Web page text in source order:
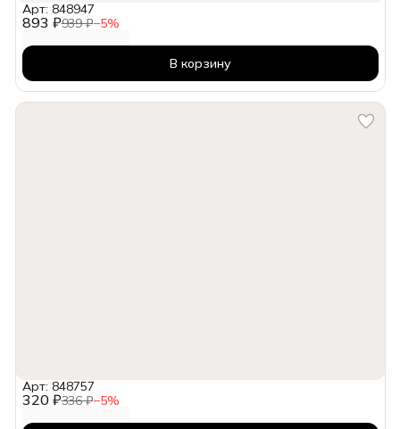
893 ₽939 ₽−5%
Арт: 848947
В корзину
320 ₽336 ₽−5%
Арт: 848757